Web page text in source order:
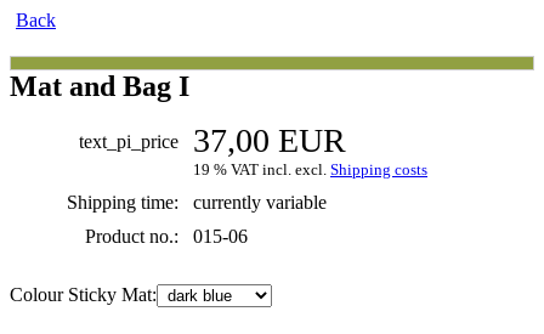
Back
Mat and Bag I
text_pi_price 37,00 EUR
19 % VAT incl. excl. Shipping costs
Shipping time:
currently variable
Product no.:
015-06
Colour Sticky Mat: